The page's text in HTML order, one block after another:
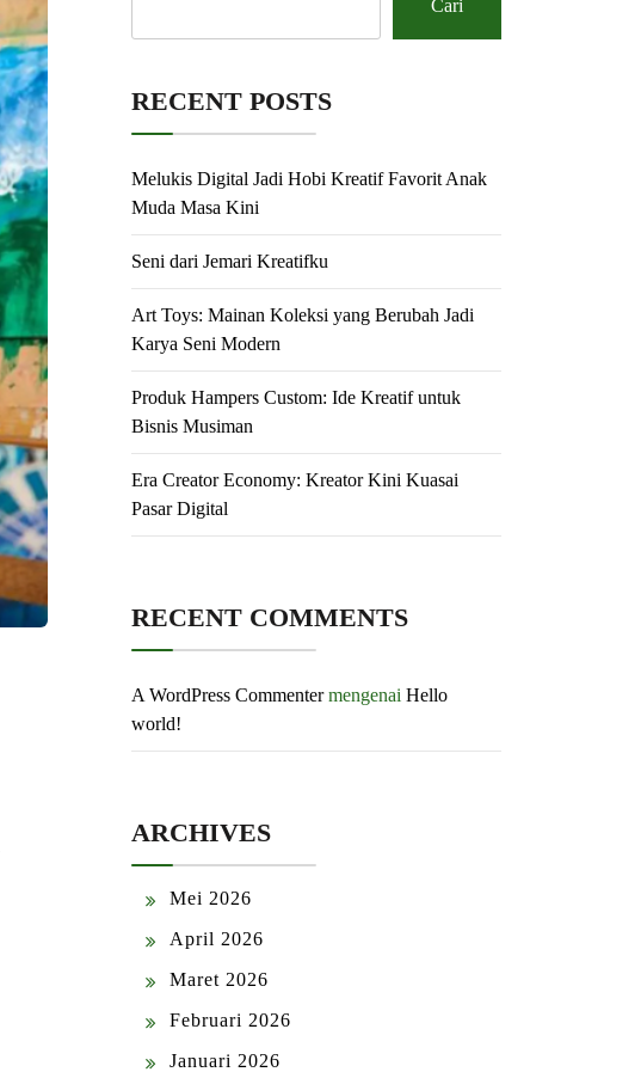
Cari
RECENT POSTS
Melukis Digital Jadi Hobi Kreatif Favorit Anak
Muda Masa Kini
Seni dari Jemari Kreatifku
Art Toys: Mainan Koleksi yang Berubah Jadi
Karya Seni Modern
Produk Hampers Custom: Ide Kreatif untuk
Bisnis Musiman
Era Creator Economy: Kreator Kini Kuasai
Pasar Digital
RECENT COMMENTS
A WordPress Commentermengenai Hello
world!
ARCHIVES
Mei 2026
April 2026
Maret 2026
Februari 2026
Januari 2026